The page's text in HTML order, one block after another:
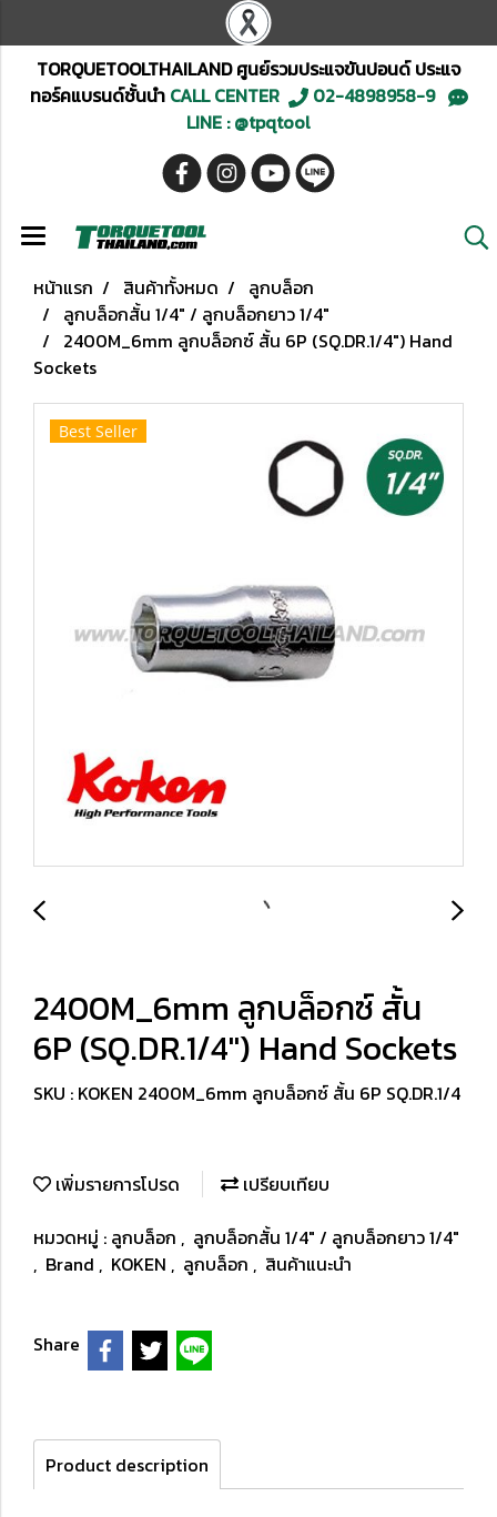
TORQUETOOLTHAILAND ศูนย์รวมประแจขันปอนด์ ประแจ
ทอร์คแบรนด์ชั้นนำCALL CENTER
02-4898958-9
LINE : @tpqtool
หน้าแรก สินค้าทั้งหมด
ลูกบล็อก
ลูกบล็อกสั้น 1/4" / ลูกบล็อกยาว 1/4"
2400M_6mm ลูกบล็อกซ์ สั้น 6P (SQ.DR.1/4") Hand
Sockets
Best Seller
2400M_6mm ลูกบล็อกซ์ สั้น
6P (SQ.DR.1/4") Hand Sockets
SKU : KOKEN 2400M_6mm ลูกบล็อกซ์ สั้น 6P SQ.DR.1/4
เพิ่มรายการโปรด
เปรียบเทียบ
หมวดหมู่ : ลูกบล็อก , ลูกบล็อกสั้น 1/4" / ลูกบล็อกยาว 1/4"
, Brand , KOKEN , ลูกบล็อก , สินค้าแนะนำ
Share
Product description